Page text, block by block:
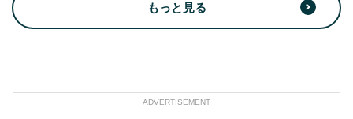
もっと見る
ADVERTISEMENT